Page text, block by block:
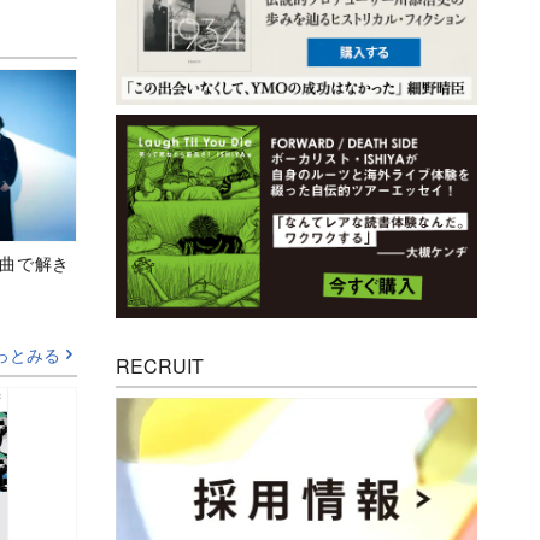
で解き
とみる RECRUIT